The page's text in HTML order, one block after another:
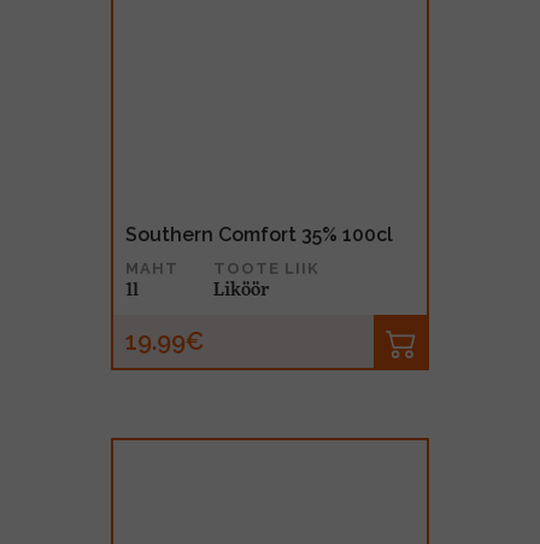
Southern Comfort 35% 100cl
MAHT
1l
TOOTE LIIK
Liköör
19.99€